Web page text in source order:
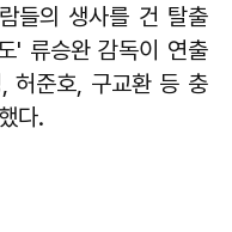
들의 생사를 건 탈출
' 류승완 감독이 연출
허준호, 구교환 등 충
다.